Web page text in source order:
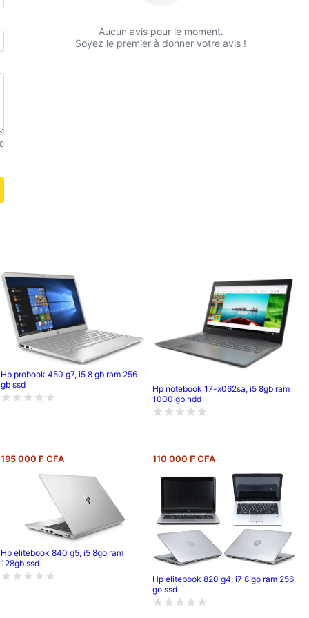
Aucun avis pour le moment.
Soyez le premier à donner votre avis !
Hp probook 450 g7, i5 8 gb ram 256
gb ssd
195 000 F CFA
Hp notebook 17-x062sa, i5 8gb ram
1000 gb hdd
110 000 F CFA
Hp elitebook 840 g5, i5 8go ram
128gb ssd
Hp elitebook 820 g4, i7 8 go ram 256
go ssd